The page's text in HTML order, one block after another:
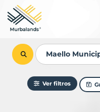
Ver filtros